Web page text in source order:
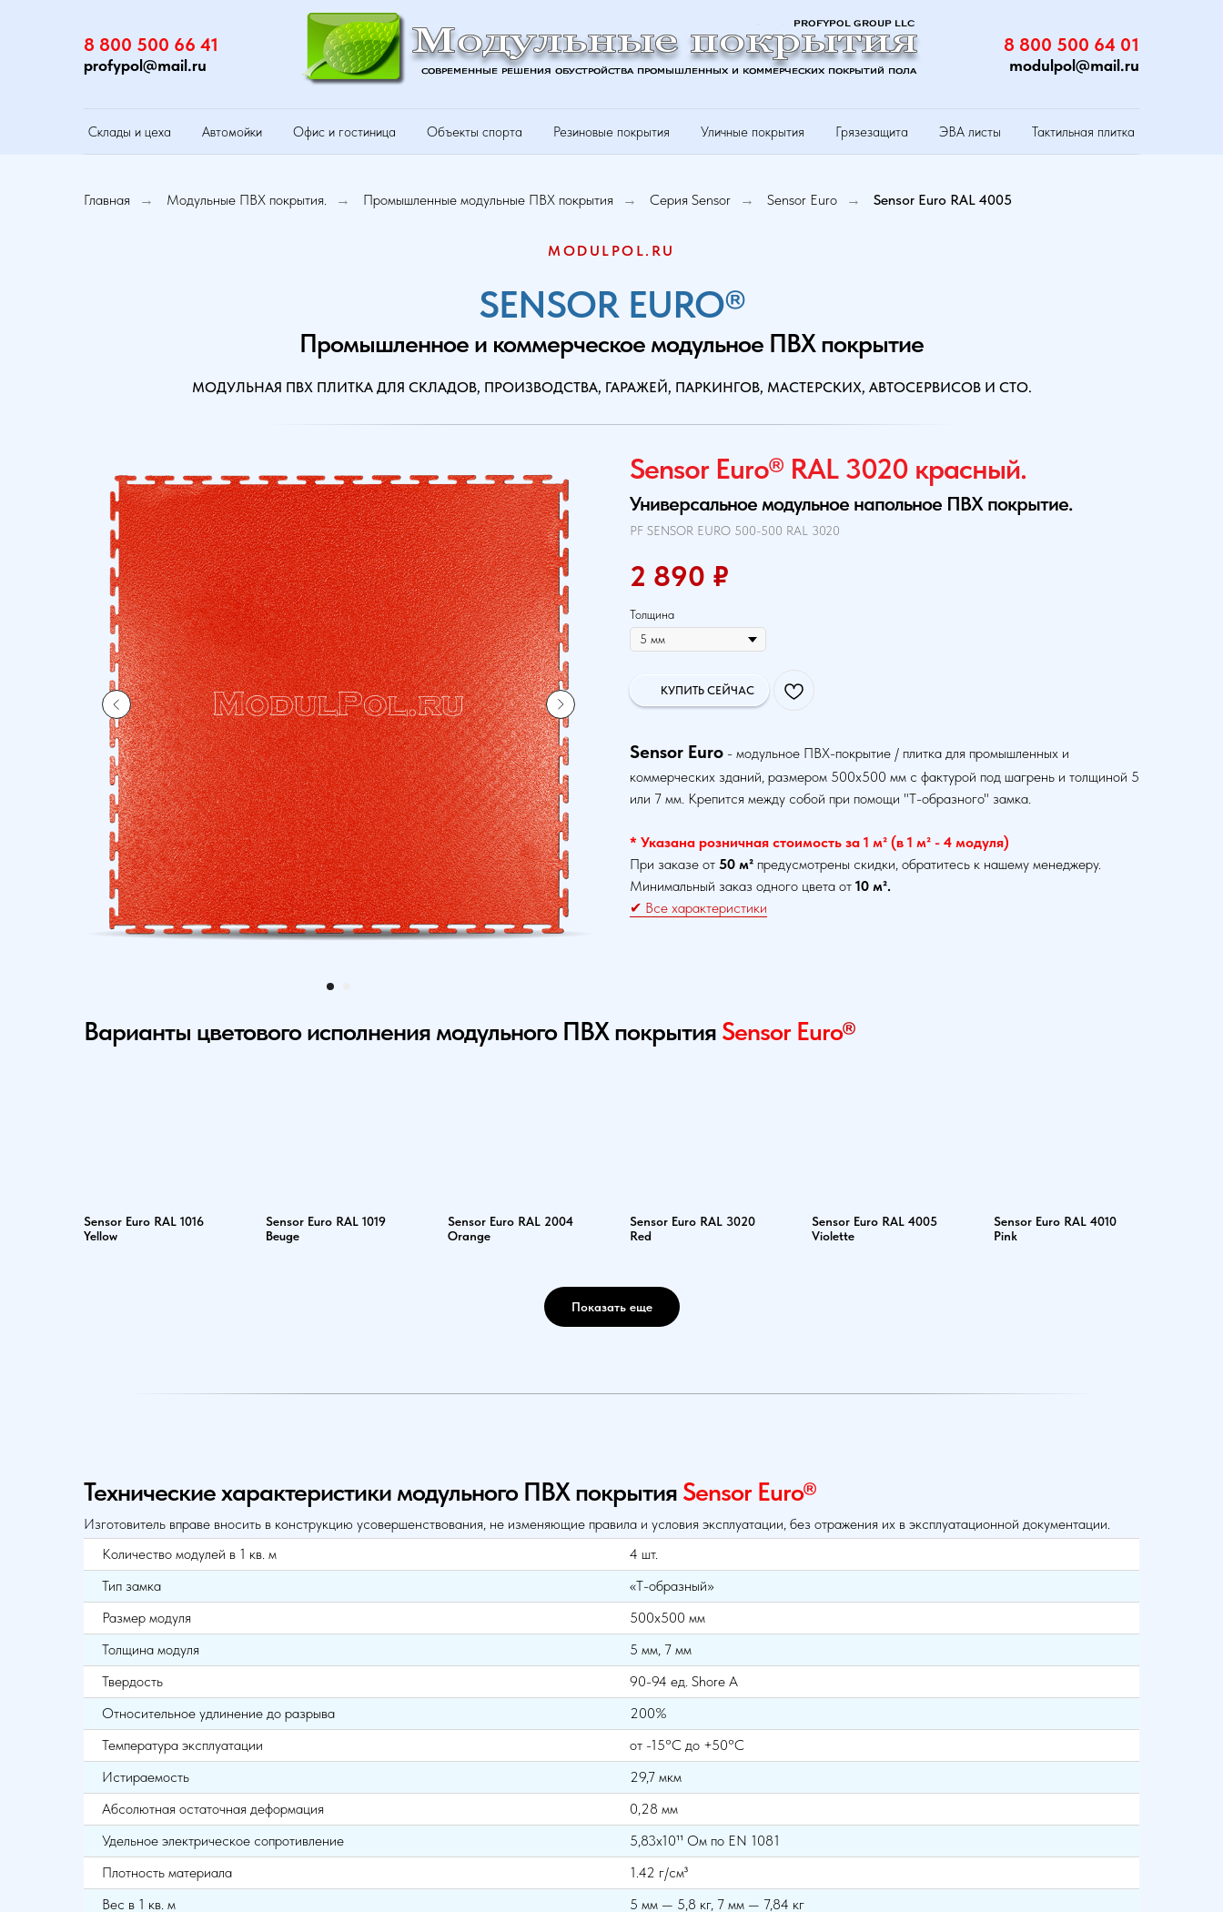
8 800 500 66 41
profypol@mail.ru
8 800 500 64 01
modulpol@mail.ru
Склады и цеха Автомойки Офис и гостиница Объекты спорта Резиновые покрытия Уличные покрытия Грязезащита ЭВА листы Тактильная плитка
Главная → Модульные ПВХ покрытия. → Промышленные модульные ПВХ покрытия → Серия Sensor → Sensor Euro → Sensor Euro RAL 4005
MODULPOL.RU
SENSOR EURO®
Промышленное и коммерческое модульное ПВХ покрытие
МОДУЛЬНАЯ ПВХ ПЛИТКА ДЛЯ СКЛАДОВ, ПРОИЗВОДСТВА, ГАРАЖЕЙ, ПАРКИНГОВ, МАСТЕРСКИХ, АВТОСЕРВИСОВ И СТО.
Sensor Euro® RAL 3020 красный.
Универсальное модульное напольное ПВХ покрытие.
PF SENSOR EURO 500-500 RAL 3020
2 890 ₽
Толщина
КУПИТЬ СЕЙЧАС
Sensor Euro - модульное ПВХ-покрытие / плитка для промышленных и
коммерческих зданий, размером 500х500 мм с фактурой под шагрень и толщиной 5
или 7 мм. Крепится между собой при помощи "Т-образного" замка.
* Указана розничная стоимость за 1 м² (в 1 м² - 4 модуля)
При заказе от 50 м² предусмотрены скидки, обратитесь к нашему менеджеру.
Минимальный заказ одного цвета от 10 м².
✔ Все характеристики
Варианты цветового исполнения модульного ПВХ покрытия Sensor Euro®
Sensor Euro RAL 1016
Yellow
Sensor Euro RAL 1019
Beuge
Sensor Euro RAL 2004
Orange
Sensor Euro RAL 3020
Red
Sensor Euro RAL 4005
Violette
Sensor Euro RAL 4010
Pink
Показать еще
Технические характеристики модульного ПВХ покрытия Sensor Euro®
Изготовитель вправе вносить в конструкцию усовершенствования, не изменяющие правила и условия эксплуатации, без отражения их в эксплуатационной документации.
Количество модулей в 1 кв. м
4 шт.
Тип замка
«Т-образный»
Размер модуля
500х500 мм
Толщина модуля
5 мм, 7 мм
Твердость
90-94 ед. Shore A
Относительное удлинение до разрыва
200%
Температура эксплуатации
от -15°С до +50°С
Истираемость
29,7 мкм
Абсолютная остаточная деформация
0,28 мм
Удельное электрическое сопротивление
5,83х10¹¹ Ом по EN 1081
Плотность материала
1.42 г/см³
Вес в 1 кв. м
5 мм — 5,8 кг, 7 мм — 7,84 кг